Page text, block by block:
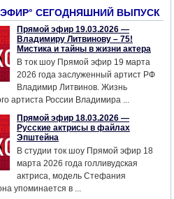
СЕГОДНЯШНИЙ ВЫПУСК
Прямой эфир 19.03.2026 —
Владимиру Литвинову – 75!
Мистика и тайны в жизни актера
В ток шоу Прямой эфир 19 марта
2026 года заслуженный артист РФ
Владимир Литвинов. Жизнь
артиста России Владимира ...
Прямой эфир 18.03.2026 —
Русские актрисы в файлах
Эпштейна
В студии ток шоу Прямой эфир 18
марта 2026 года голливудская
актриса, модель Стефания
упоминается в ...